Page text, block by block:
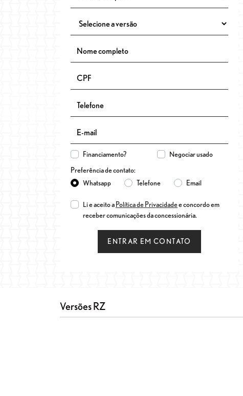
Financiamento?
Negociar usado
Preferência de contato:
Whatsapp
Telefone Email
Li e aceito a Política de Privacidadee concordo em
receber comunicações da concessionária.
ENTRAR EM CONTATO
Versões RZ